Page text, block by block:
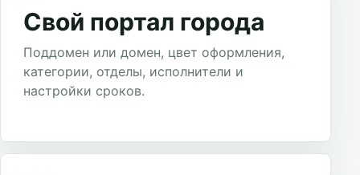
Свой портал города
Поддомен или домен, цвет оформления,
категории, отделы, исполнители и
настройки сроков.